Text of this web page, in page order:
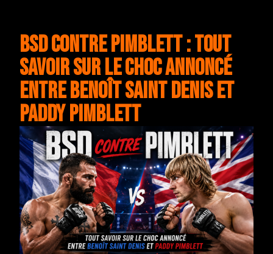
BSD contre Pimblett : tout
savoir sur le choc annoncé
entre Benoît Saint Denis et
Paddy Pimblett